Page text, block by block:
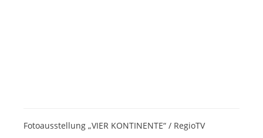
Fotoausstellung „VIER KONTINENTE“ / RegioTV